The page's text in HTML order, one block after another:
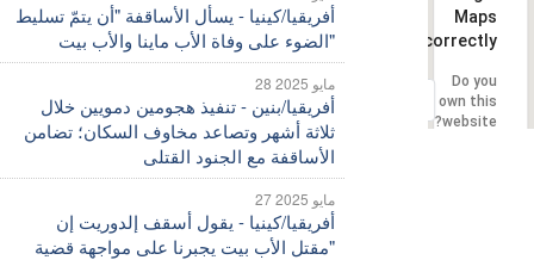
أفريقيا/كينيا - يسأل الأساقفة "أن يتمّ تسليط
28 مايو 2025
أفريقيا/بنين - تنفيذ هجومين دمويين خلال
ثلاثة أشهر وتصاعد مخاوف السكان؛ تضامن
الأساقفة مع الجنود القتلى
27 مايو 2025
أفريقيا/كينيا - يقول أسقف إلدوريت إن
"مقتل الأب بيت يجبرنا على مواجهة قضية
Maps
correctly.
Do you
own this
website?